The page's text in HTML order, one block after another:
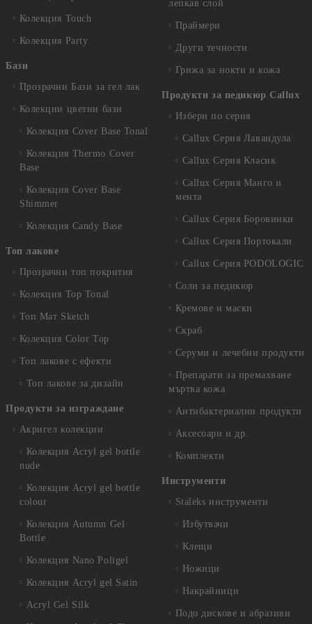
Колекция Touch
Колекция Party
Бази
Прозрачни Бази за гел лак
Колекции цветни бази
Колекция Cover Base Tonal
Колекция Thermo Cover
Base
Колекция Cover Base
Shimmer
Колекция Candy Base
Топ лакове
Прозрачни топ покрития
Колекция Top Tonal
Топ Мат Sketch
Колекция Color Top
Топ лакове с ефекти
Топ лакове за дизайн
Продукти за изграждане
Акригел колекции
Колекция Acryl gel bottle
nude
Колекция Acryl gel bottle
colour
Колекция Autumn Gel
Bottle
Колекция Nano Poligel
Колекция Acryl gel Satin
Acryl Gel Silk
лепкав слой
Праймери
Други течности
Грижа за нокти и кожа
Продукти за педикюр Callux
Избери по серия
Callux Серия Лавандула
Callux Серия Класик
Callux Серия Манго и
мента
Callux Серия Боровинки
Callux Серия Портокали
Callux Серия PODOLOGIC
Соли за педикюр
Кремове и маски
Скраб
Серуми и лечебни продукти
Препарати за премахване
мъртва кожа
Антибактериални продукти
Аксесоари и др.
Комплекти
Инструменти
Staleks инструменти
Избутвачи
Клещи
Ножици
Накрайници
Подо дискове и абразиви